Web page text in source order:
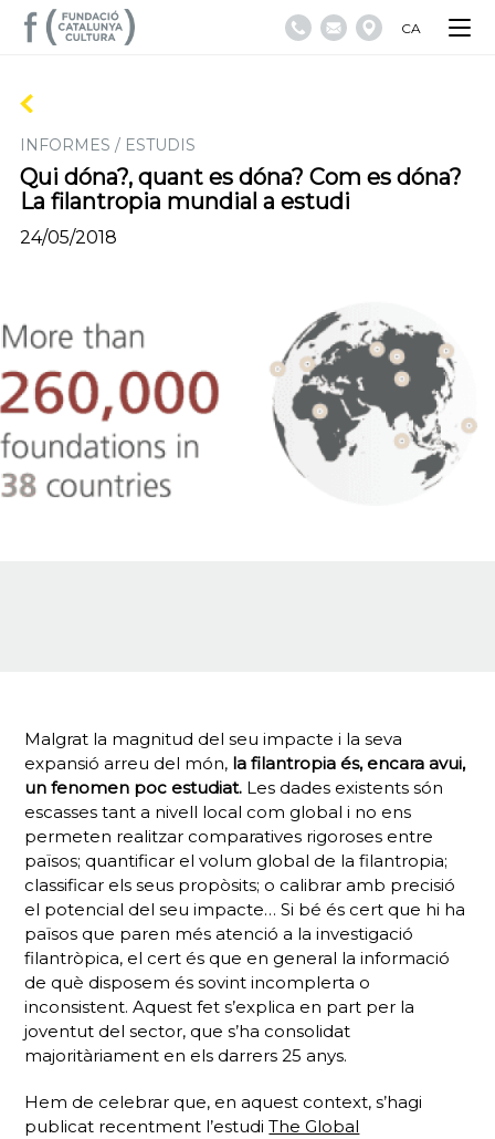
CA
INFORMES / ESTUDIS
Qui dóna?, quant es dóna? Com es dóna?
La filantropia mundial a estudi
24/05/2018
Malgrat la magnitud del seu impacte i la seva
expansió arreu del món, la filantropia és, encara avui,
un fenomen poc estudiat. Les dades existents són
escasses tant a nivell local com global i no ens
permeten realitzar comparatives rigoroses entre
països; quantificar el volum global de la filantropia;
classificar els seus propòsits; o calibrar amb precisió
el potencial del seu impacte… Si bé és cert que hi ha
països que paren més atenció a la investigació
filantròpica, el cert és que en general la informació
de què disposem és sovint incomplerta o
inconsistent. Aquest fet s’explica en part per la
joventut del sector, que s’ha consolidat
majoritàriament en els darrers 25 anys.
Hem de celebrar que, en aquest context, s’hagi
publicat recentment l’estudiThe Global